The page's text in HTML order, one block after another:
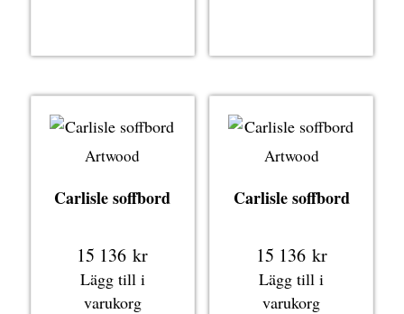
Artwood
Carlisle soffbord
15 136kr
Lägg till i
varukorg
Artwood
Carlisle soffbord
15 136 kr
Lägg till i
varukorg